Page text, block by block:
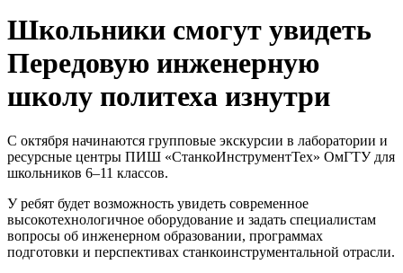
Школьники смогут увидеть
Передовую инженерную
школу политеха изнутри
С октября начинаются групповые экскурсии в лаборатории и
ресурсные центры ПИШ «СтанкоИнструментТех» ОмГТУ для
школьников 6–11 классов.
У ребят будет возможность увидеть современное
высокотехнологичное оборудование и задать специалистам
вопросы об инженерном образовании, программах
подготовки и перспективах станкоинструментальной отрасли.